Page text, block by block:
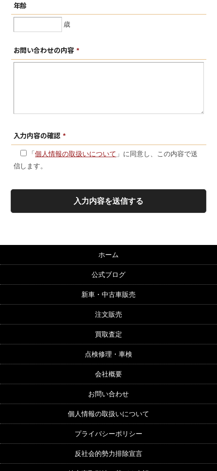
年齢
歳
お問い合わせの内容 *
入力内容の確認 *
「個人情報の取扱いについて 」に同意し、この内容で送
信します。
ホーム
公式ブログ
新車・中古車販売
注文販売
買取査定
点検修理・車検
会社概要
お問い合わせ
個人情報の取扱いについて
プライバシーポリシー
反社会的勢力排除宣言